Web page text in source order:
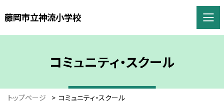
藤岡市立神流小学校
コミュニティ・スクール
トップページ > コミュニティ・スクール